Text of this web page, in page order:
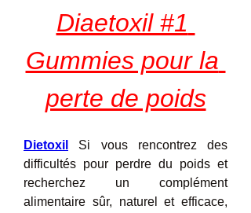
Diaetoxil #1
Gummies pour la
perte de poids
Dietoxil
Si vous rencontrez des
difficultés pour perdre du poids et
recherchez un complément
alimentaire sûr, naturel et efficace,